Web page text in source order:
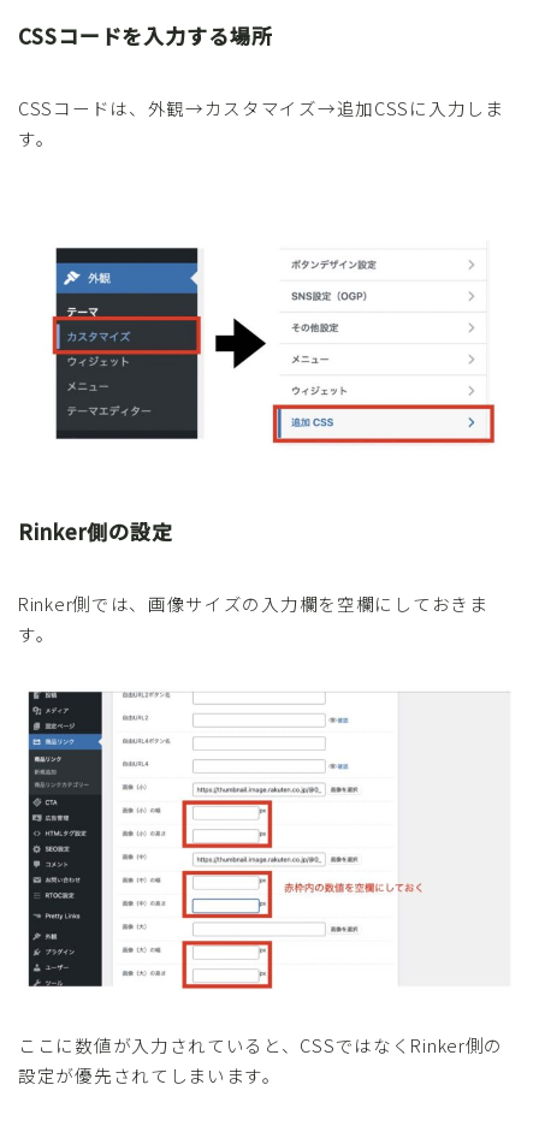
CSSコードを入力する場所
CSSコードは、外観→カスタマイズ→追加CSSに入力しま
す。
Rinker側の設定
Rinker側では、画像サイズの入力欄を空欄にしておきま
す。
ここに数値が入力されていると、CSSではなくRinker側の
設定が優先されてしまいます。